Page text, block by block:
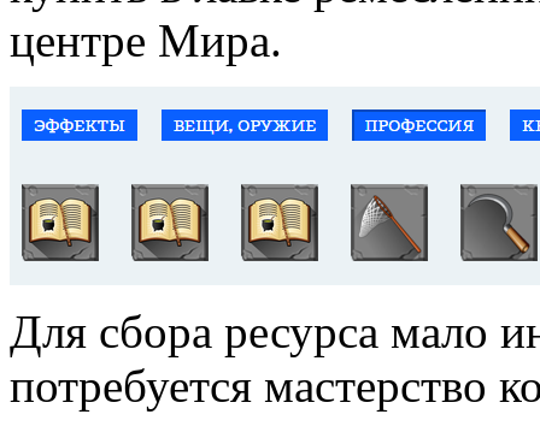
центре Мира.
Для сбора ресурса мало
потребуется мастерство